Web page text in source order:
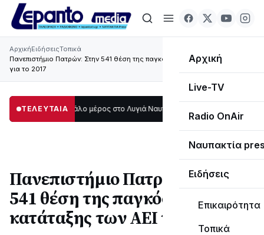
Αρχική
Live-TV
Radio OnAir
Ναυπακτία
Ειδήσεις
Επικαιρότητα
Τοπικά
ΑρχικήΕιδήσειςΤοπικά
Πανεπιστήμιο Πατρών: Στην 541 θέση της παγκόσμιας κατάταξης των ΑΕΙ
για το 2017
ΤΕΛΕΥΤΑΙΑ
μεγάλο μέρος στο Λυγιά Ναυπάκτου12:08
Πανεπιστήμιο Πατρών: Στην
541 θέση της παγκόσμιας
κατάταξης των ΑΕΙ για το 2017